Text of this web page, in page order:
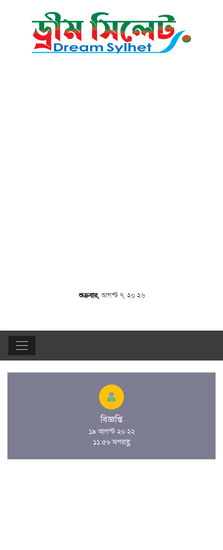
শুক্রবার,আগস্ট ৭, ২০ ২৬
বিজ্ঞপ্তি
১৯ আগস্ট ২০ ২২
১১:৫৬ অপরাহ্ণ